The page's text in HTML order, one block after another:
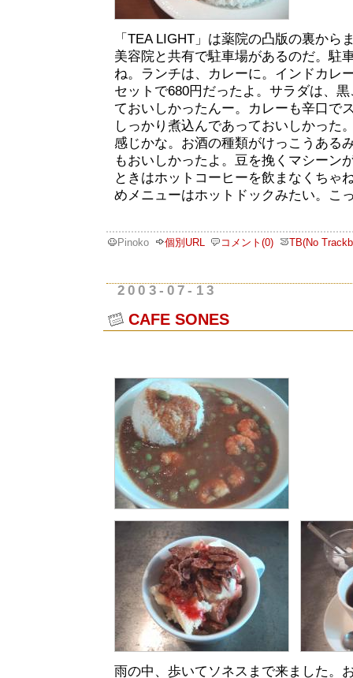
「TEA LIGHT」は薬院の凸版の裏から
美容院と共有で駐車場があるのだ。駐
ね。ランチは、カレーに。インドカレ
セットで680円だったよ。サラダは、
ておいしかったんー。カレーも辛口で
しっかり煮込んであっておいしかった
感じかな。お酒の種類がけっこうある
もおいしかったよ。豆を挽くマシーン
ときはホットコーヒーを飲まなくちゃ
めメニューはホットドックみたい。こ
Pinoko 個別URL コメント(0) TB(No
2003-07-13
CAFE SONES
雨の中、歩いてソネスまで来ました。